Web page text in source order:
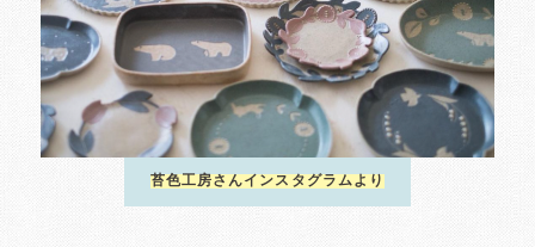
苔色工房さんインスタグラムより